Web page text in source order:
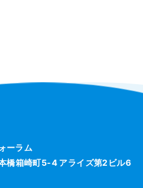
ーラム
橋箱崎町5-4 アライズ第2ビル6